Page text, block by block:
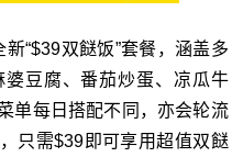
“$39双餸饭”套餐，涵盖多
豆腐、番茄炒蛋、凉瓜牛
单每日搭配不同，亦会轮流
只需$39即可享用超值双餸